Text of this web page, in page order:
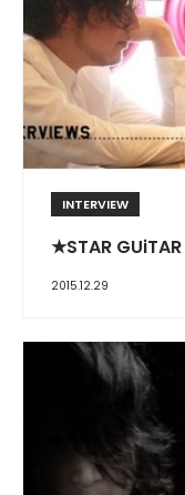
INTERVIEW
★STAR
2015.12.29